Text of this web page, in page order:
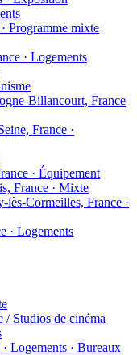
Programme mixte
· Logements
Billancourt, France
France ·
· Équipement
France · Mixte
lès-Cormeilles, France ·
· Logements
/ Studios de cinéma
Logements · Bureaux